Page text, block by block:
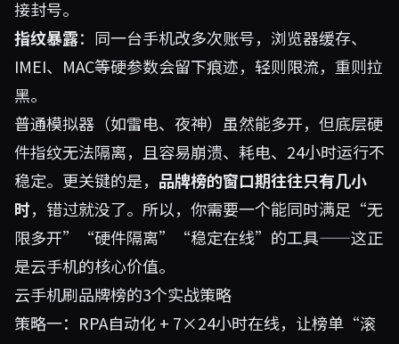
接封号。
指纹暴露：同一台手机改多次账号，浏览器缓存、
IMEI、MAC等硬参数会留下痕迹，轻则限流，重则拉
黑。
普通模拟器（如雷电、夜神）虽然能多开，但底层硬
件指纹无法隔离，且容易崩溃、耗电、24小时运行不
稳定。更关键的是， 品牌榜的窗口期往往只有几小
时，错过就没了。所以，你需要一个能同时满足“无
限多开”“硬件隔离”“稳定在线”的工具——这正
是云手机的核心价值。
云手机刷品牌榜的3个实战策略
策略一：RPA自动化 + 7×24小时在线，让榜单“滚